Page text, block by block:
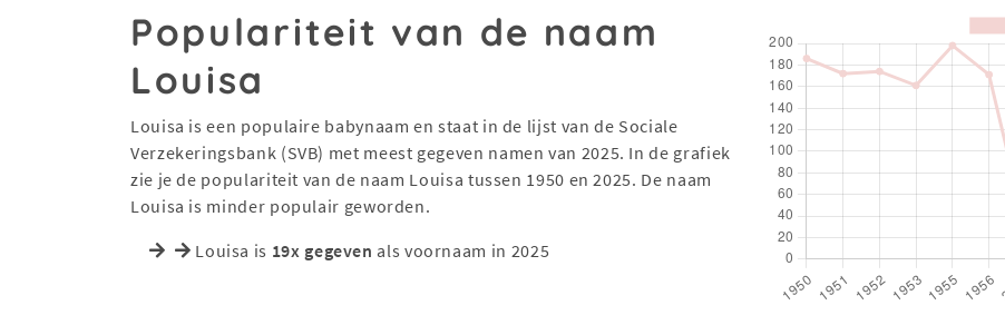
Populariteit van de naam
Louisa
Louisa is een populaire babynaam en staat in de lijst van de Sociale
Verzekeringsbank (SVB) met meest gegeven namen van 2025. In de grafiek
zie je de populariteit van de naam Louisa tussen 1950 en 2025. De naam
Louisa is minder populair geworden.
Louisa is 19x gegeven als voornaam in 2025